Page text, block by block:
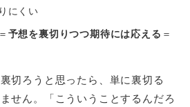
にくい
予想を裏切りつつ期待には応える ＝
切ろうと思ったら、単に裏切る
せん。「こういうことするんだろ